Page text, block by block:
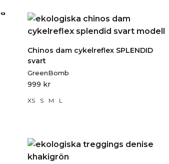
Chinos dam cykelreflex SPLENDID
svart
GreenBomb
999 kr
XS S M L